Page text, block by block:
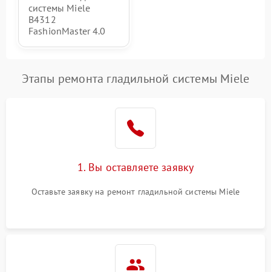
системы Miele
B4312
FashionMaster 4.0
Этапы ремонта гладильной системы Miele
1. Вы оставляете заявку
Оставьте заявку на ремонт гладильной системы Miele